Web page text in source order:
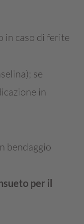
in caso di ferite
se
in
bendaggio
per il